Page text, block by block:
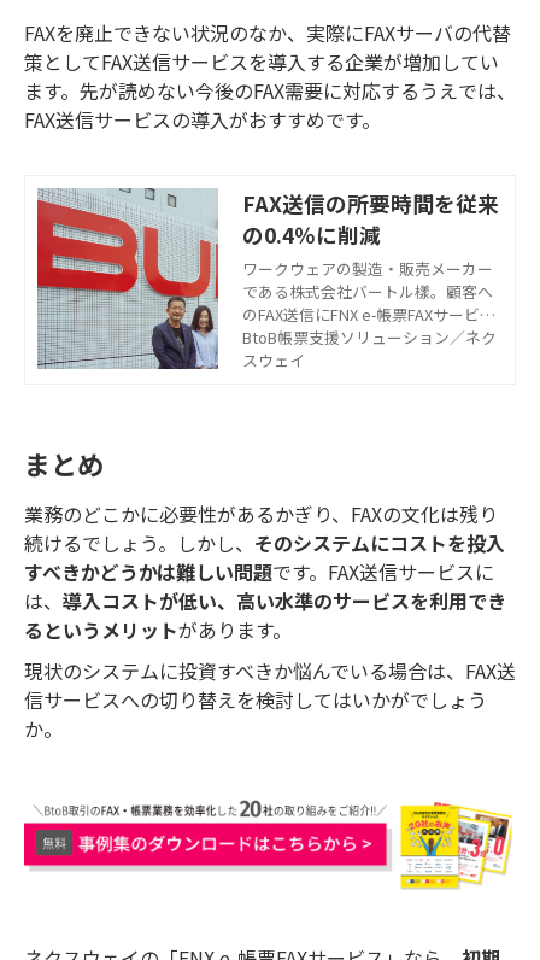
FAXを廃止できない状況のなか、実際にFAXサーバの代替
策としてFAX送信サービスを導入する企業が増加してい
ます。先が読めない今後のFAX需要に対応するうえでは、
FAX送信サービスの導入がおすすめです。
FAX‌送‌信‌の‌所‌要‌時‌間‌を‌従‌来‌
の‌0.4‌％‌に‌削‌減
ワークウェアの製造・販売メーカー
である株式会社バートル樣。顧客へ
のFAX送信にFNX e-帳票FAXサービス
を採用し、FAX送信が750分から3分
と大幅削減！顧客への提案機会も生
BtoB帳票支援ソリューション／ネク
スウェイ
まとめ
業務のどこかに必要性があるかぎり、FAXの文化は残り
続けるでしょう。しかし、 そのシステムにコストを投入
すべきかどうかは難しい問題です。FAX送信サービスに
は、 導入コストが低い、高い水準のサービスを利用でき
るというメリットがあります。
現状のシステムに投資すべきか悩んでいる場合は、FAX送
信サービスへの切り替えを検討してはいかがでしょう
か。